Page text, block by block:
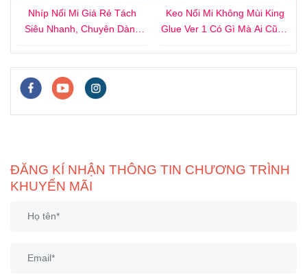
Nhíp Nối Mi Giá Rẻ Tách
Siêu Nhanh, Chuyên Dành
Keo Nối Mi Không Mùi King
Glue Ver 1 Có Gì Mà Ai Cũng
ĐĂNG KÍ NHẬN THÔNG TIN CHƯƠNG TRÌNH
KHUYẾN MÃI